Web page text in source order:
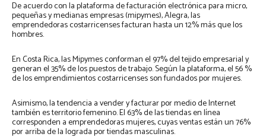
De acuerdo con la plataforma de facturación electrónica para micro,
pequeñas y medianas empresas (mipymes), Alegra, las
emprendedoras costarricenses facturan hasta un 12% más que los
hombres.
En Costa Rica, las Mipymes conforman el 97% del tejido empresarial y
generan el 35% de los puestos de trabajo. Según la plataforma, el 56 %
de los emprendimientos costarricenses son fundados por mujeres.
Asimismo, la tendencia a vender y facturar por medio de Internet
también es territorio femenino. El 63% de las tiendas en línea
corresponden a emprendedoras mujeres, cuyas ventas están un 76%
por arriba de la lograda por tiendas masculinas.